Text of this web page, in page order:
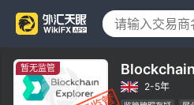
暂无监管
2-5年
1
2
3
3
4
5